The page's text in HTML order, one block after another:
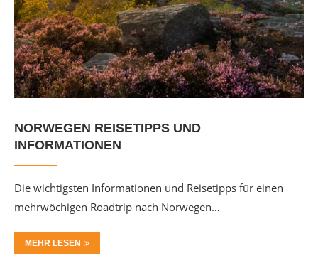
NORWEGEN REISETIPPS UND
INFORMATIONEN
Die wichtigsten Informationen und Reisetipps für einen
mehrwöchigen Roadtrip nach Norwegen…
MEHR LESEN